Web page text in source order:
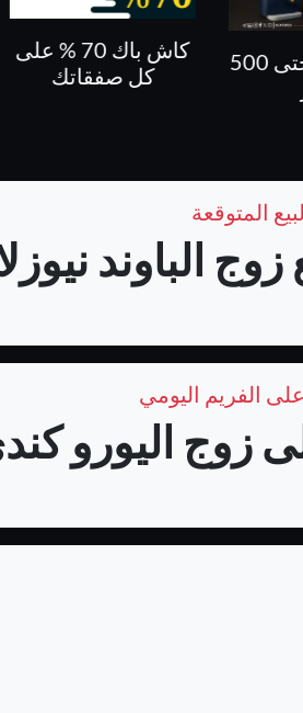
كاش باك 70 % على
بونص 10 % على
الايداع
المتوقعة
الباوند
الفريم اليومي
زوج اليورو